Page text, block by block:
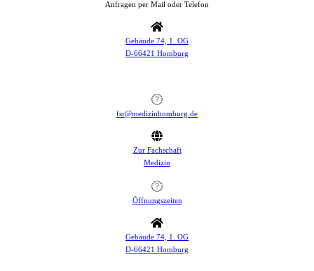
Anfragen per Mail oder Telefon
Gebäude 74, 1. OG
D-66421 Homburg
fsr@medizinhomburg.de
Zur Fachschaft
Medizin
Öffnungszeiten
Gebäude 74, 1. OG
D-66421 Homburg